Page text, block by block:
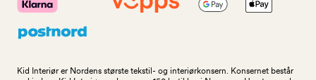
Kid Interiør er Nordens største tekstil- og interiørkonsern. Konsernet består